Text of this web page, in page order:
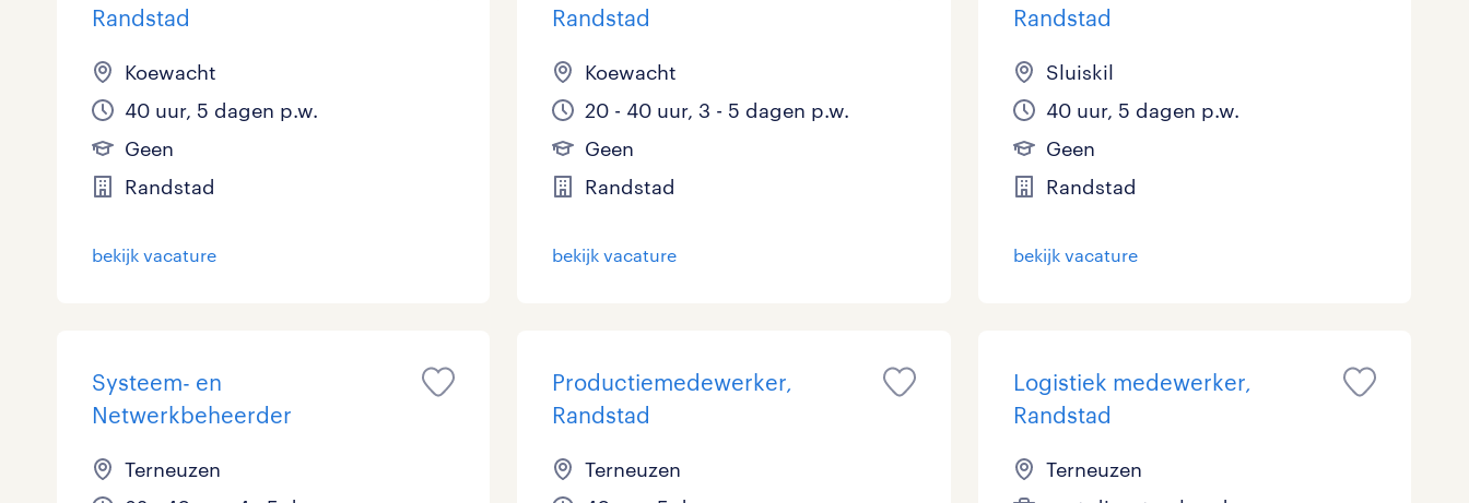
Randstad
Koewacht
40 uur, 5 dagen p.w.
Geen
Randstad
bekijk vacature
Randstad
Koewacht
20 - 40 uur, 3 - 5 dagen p.w.
Geen
Randstad
bekijk vacature
Randstad
Sluiskil
40 uur, 5 dagen p.w.
Geen
Randstad
bekijk vacature
Systeem- en
Netwerkbeheerder
Terneuzen
Productiemedewerker,
Randstad
Terneuzen
Logistiek medewerker,
Randstad
Terneuzen